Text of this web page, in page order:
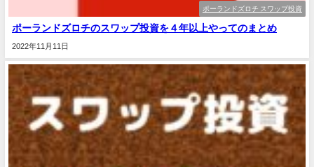
ポーランドズロチ スワップ投資
ポーランドズロチのスワップ投資を４年以上やってのまとめ
2022年11月11日